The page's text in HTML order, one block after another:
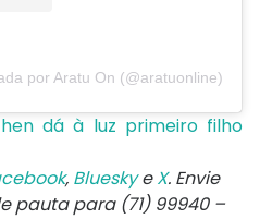
por Aratu On (@aratuonline)
dá à luz primeiro filho
, BlueskyeX. Envie
pauta para (71) 99940 –